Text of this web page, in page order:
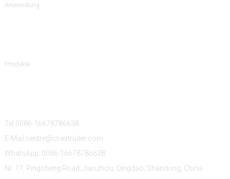
Anwendung
Produkte
Tel:0086-16678786638
E-Mail:centre@ct-extruder.com
WhatsApp: 0086-16678786638
Nr. 17, Pingcheng Road, Jiaozhou, Qingdao, Shandong, China